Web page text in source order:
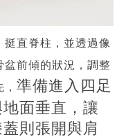
直脊柱，並透過像
盆前傾的狀況，調整
準備進入四足
面垂直，讓
則張開與肩